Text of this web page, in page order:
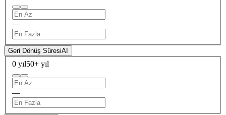
—
Geri Dönüş SüresiAI
0 yıl50+ yıl
—